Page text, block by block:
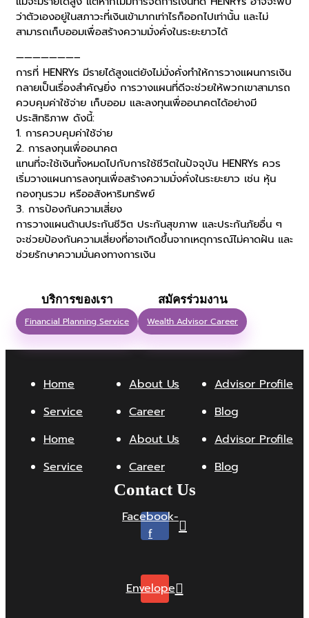
ว่าตัวเองอยู่ในสภาวะที่เงินเข้ามากเท่าไรก็ออกไปเท่านั้น และไม่
สามารถเก็บออมเพื่อสร้างความมั่งคั่งในระยะยาวได้
———————–
การที่ HENRYs มีรายได้สูงแต่ยังไม่มั่งคั่งทำให้การวางแผนการเงิน
กลายเป็นเรื่องสำคัญยิ่ง การวางแผนที่ดีจะช่วยให้พวกเขาสามารถ
ควบคุมค่าใช้จ่าย เก็บออม และลงทุนเพื่ออนาคตได้อย่างมี
ประสิทธิภาพ ดังนี้:
1. การควบคุมค่าใช้จ่าย
2. การลงทุนเพื่ออนาคต
แทนที่จะใช้เงินทั้งหมดไปกับการใช้ชีวิตในปัจจุบัน HENRYs ควร
เริ่มวางแผนการลงทุนเพื่อสร้างความมั่งคั่งในระยะยาว เช่น หุ้น
กองทุนรวม หรืออสังหาริมทรัพย์
3. การป้องกันความเสี่ยง
การวางแผนด้านประกันชีวิต ประกันสุขภาพ และประกันภัยอื่น ๆ
จะช่วยป้องกันความเสี่ยงที่อาจเกิดขึ้นจากเหตุการณ์ไม่คาดฝัน และ
ช่วยรักษาความมั่นคงทางการเงิน
บริการของเรา
Financial Planning Service
สมัครร่วมงาน
Wealth Advisor Career
Home About Us
Advisor Profile
Service
Career
Blog
Home
About Us
Advisor Profile
Service
Career Blog
Contact Us
Facebook-
f
Envelope